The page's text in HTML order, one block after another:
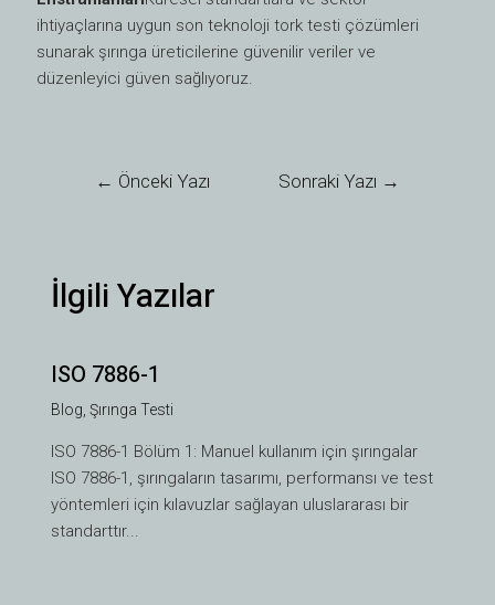
ihtiyaçlarına uygun son teknoloji tork testi çözümleri
sunarak şırınga üreticilerine güvenilir veriler ve
düzenleyici güven sağlıyoruz.
← Önceki Yazı Sonraki Yazı →
İlgili Yazılar
ISO 7886-1
Blog Şırınga Testi
ISO 7886-1 Bölüm 1: Manuel kullanım için şırıngalar
ISO 7886-1, şırıngaların tasarımı, performansı ve test
yöntemleri için kılavuzlar sağlayan uluslararası bir
standarttır...